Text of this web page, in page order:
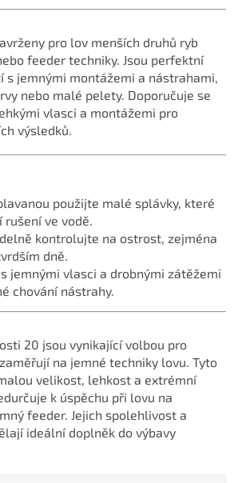
pro lov menších druhů ryb
feeder techniky. Jsou perfektní
s jemnými montážemi a nástrahami,
nebo malé pelety. Doporučuje se
vlasci a montážemi pro
výsledků.
použijte malé splávky, které
ve vodě.
kontrolujte na ostrost, zejména
dně.
jemnými vlasci a drobnými zátěžemi
chování nástrahy.
20 jsou vynikající volbou pro
na jemné techniky lovu. Tyto
velikost, lehkost a extrémní
k úspěchu při lovu na
feeder. Jejich spolehlivost a
ideální doplněk do výbavy